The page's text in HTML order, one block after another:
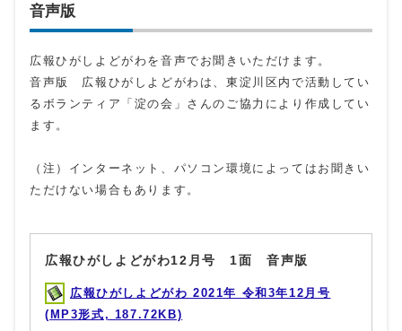
音声版
広報ひがしよどがわを音声でお聞きいただけます。
音声版 広報ひがしよどがわは、東淀川区内で活動してい
るボランティア「淀の会」さんのご協力により作成してい
ます。
（注）インターネット、パソコン環境によってはお聞きい
ただけない場合もあります。
広報ひがしよどがわ12月号 1面 音声版
広報ひがしよどがわ 2021年 令和3年12月号
(MP3形式, 187.72KB)